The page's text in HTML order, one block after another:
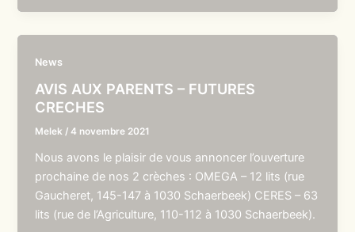
News
AVIS AUX PARENTS – FUTURES
CRECHES
Melek /4 novembre 2021
Nous avons le plaisir de vous annoncer l’ouverture
prochaine de nos 2 crèches : OMEGA – 12 lits (rue
Gaucheret, 145-147 à 1030 Schaerbeek) CERES – 63
lits (rue de l’Agriculture, 110-112 à 1030 Schaerbeek).